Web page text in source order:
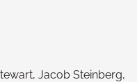
Jacob Steinberg,